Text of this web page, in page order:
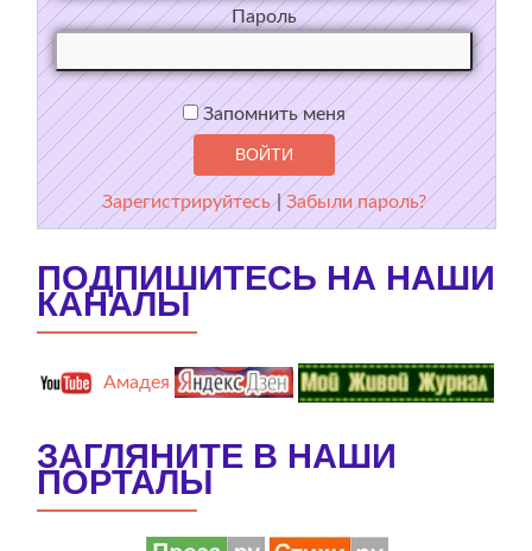
Пароль
Запомнить меня
Зарегистрируйтесь |Забыли пароль?
ПОДПИШИТЕСЬ НА НАШИ
КАНАЛЫ
Амадея
ЗАГЛЯНИТЕ В НАШИ
ПОРТАЛЫ